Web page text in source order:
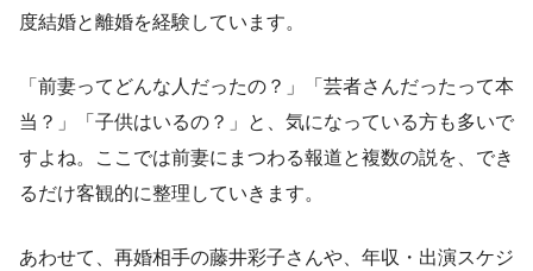
度結婚と離婚を経験しています。
「前妻ってどんな人だったの？」「芸者さんだったって本
当？」「子供はいるの？」と、気になっている方も多いで
すよね。ここでは前妻にまつわる報道と複数の説を、でき
るだけ客観的に整理していきます。
あわせて、再婚相手の藤井彩子さんや、年収・出演スケジ